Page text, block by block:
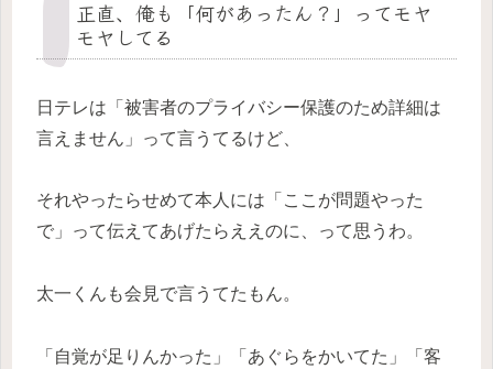
正直、俺も「何があったん？」ってモヤ
モヤしてる
日テレは「被害者のプライバシー保護のため詳細は
言えません」って言うてるけど、
それやったらせめて本人には「ここが問題やった
で」って伝えてあげたらええのに、って思うわ。
太一くんも会見で言うてたもん。
「自覚が足りんかった」「あぐらをかいてた」「客